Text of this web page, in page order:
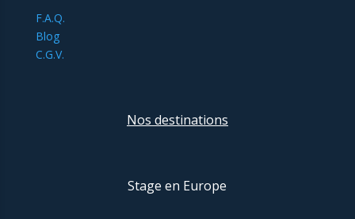
F.A.Q.
Blog
C.G.V.
Nos destinations
Stage en Europe